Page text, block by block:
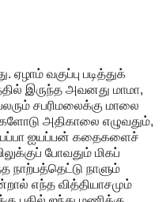
வகுப்பு படித்துக்
இருந்த அவனது மாமா,
சபரிமலைக்கு மாலை
அதிகாலை எழுவதும்,
ஐயப்பன் கதைகளைச்
போவதும் மிகப்
நாற்பத்தெட்டு நாளும்
எந்த வித்தியாசமும்